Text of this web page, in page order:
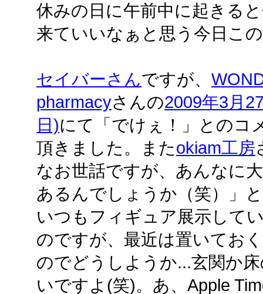
休みの日に午前中に起きる
来ていいなぁと思う今日こ
セイバーさんですが、
pharmacyさんの2009年3月
日)にて「でけぇ！」とのコ
頂きました。またokiam工房
なお世話ですが、あんなに
あるんでしょうか（笑）」
いつもフィギュア展示して
のですが、最近は置いてお
のでどうしようか...玄関か
いですよ(笑)。あ、Apple